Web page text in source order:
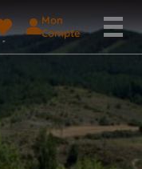
Mon
Compte